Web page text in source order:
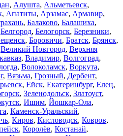
, Алушта, Альметьевск,
, Апатиты, Арзамас, Армавир,
, Балаково, Балашиха,
Белгород, Белогорск, Березники,
, Боровичи, Братск, Брянск,
Великий Новгород, Верхняя
, Владимир, Волгоград,
, Волоколамск, Воркута,
, Вязьма, Грозный, Дербент,
, Ейск, Екатеринбург, Елец,
, Зеленодольск, Златоуст,
, Ишим, Йошкар-Ола,
, Каменск-Уральский,
, Киров, Кисловодск, Ковров,
, Королёв, Костанай,